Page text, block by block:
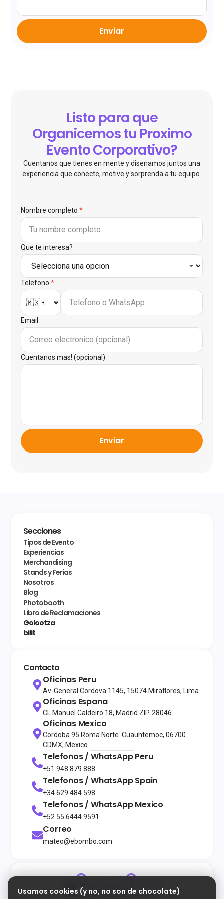
Enviar
Listo para que
Organicemos tu Proximo
Evento Corporativo?
Cuentanos que tienes en mente y disenamos juntos una
experiencia que conecte, motive y sorprenda a tu equipo.
Nombre completo *
Que te interesa?
Telefono *
Email
Cuentanos mas! (opcional)
Enviar
Secciones
Tipos de Evento
Experiencias
Merchandising
Stands y Ferias
Nosotros
Blog
Photobooth
Libro de Reclamaciones
Golootza
bilit
Contacto
Oficinas Peru
Av. General Cordova 1145, 15074 Miraflores, Lima
Oficinas Espana
CL Manuel Caldeiro 18, Madrid ZIP. 28046
Oficinas Mexico
Cordoba 95 Roma Norte. Cuauhtemoc, 06700
CDMX, Mexico
Telefonos / WhatsAppPeru
+51 948 879 888
Telefonos / WhatsAppSpain
+34 629 484 598
Telefonos / WhatsAppMexico
+52 55 6444 9591
Correo
mateo@ebombo.com
Usamos cookies (y no, no son de chocolate)